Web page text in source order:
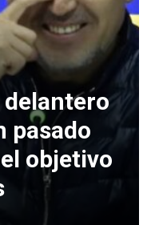
delantero
pasado
objetivo